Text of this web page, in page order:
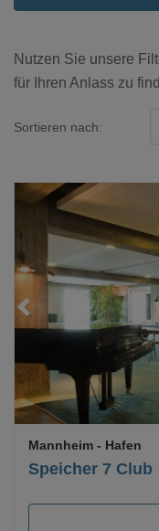
Nutzen Sie unsere
für Ihren Anlass zu
Sortieren nach:
Speicher 7 Club
Mannheim - Hafen